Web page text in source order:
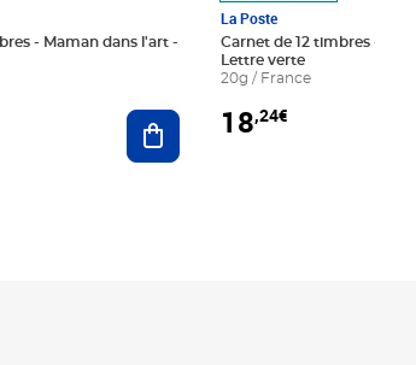
- Maman dans l'art -
Ajouter au panier
La Poste
Carnet de 12 timbres - Le
Lettre verte
20g / France
18,24€